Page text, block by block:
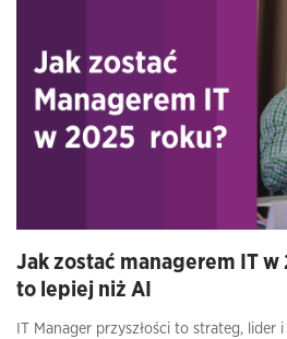
Jak zostać managerem IT
to lepiej niż AI
IT Manager przyszłości to strateg, lider